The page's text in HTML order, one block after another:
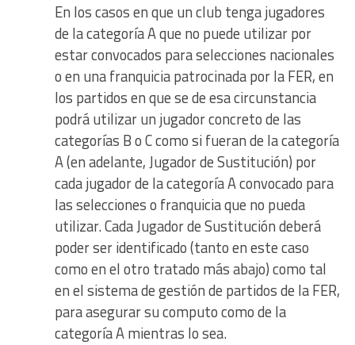
En los casos en que un club tenga jugadores
de la categoría A que no puede utilizar por
estar convocados para selecciones nacionales
o en una franquicia patrocinada por la FER, en
los partidos en que se de esa circunstancia
podrá utilizar un jugador concreto de las
categorías B o C como si fueran de la categoría
A (en adelante, Jugador de Sustitución) por
cada jugador de la categoría A convocado para
las selecciones o franquicia que no pueda
utilizar. Cada Jugador de Sustitución deberá
poder ser identificado (tanto en este caso
como en el otro tratado más abajo) como tal
en el sistema de gestión de partidos de la FER,
para asegurar su computo como de la
categoría A mientras lo sea.